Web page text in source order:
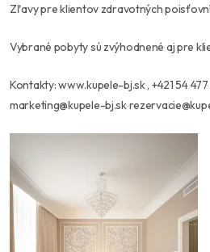
Zľavy pre klientov zdravotných
Vybrané pobyty sú zvýhodnené aj pre
Kontakty: www.kupele-bj.sk , +421 54
marketing@kupele-bj.sk